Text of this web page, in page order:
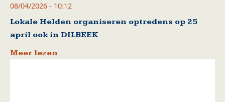
08/04/2026 - 10:12
Lokale Helden organiseren optredens op 25
april ook in DILBEEK
Meer lezen